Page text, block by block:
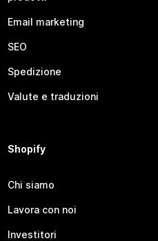
Email marketing
SEO
Spedizione
Valute e traduzioni
Shopify
Chi siamo
Lavora con noi
Investitori